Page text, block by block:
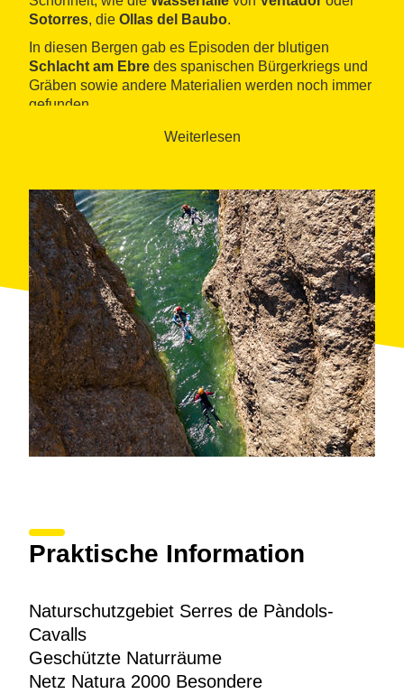
Sotorres, die Ollas del Baubo.
In diesen Bergen gab es Episoden der blutigen
Schlacht am Ebre des spanischen Bürgerkriegs und
Gräben sowie andere Materialien werden noch immer
gefunden.
Abgesehen von den verschiedenen Schluchten finden
Santa Magdalena(El Pinell de Brai), mit einem
Erholungsgebiet und einer Quelle. Etwas weiter oben,
auf der Höhe 705, befindet sich das
Friedensdenkmal, gefördert durch das sogenannte
„quinta del biberón“ (Fünftel der Flasche) und allen
gewidmet, die in der Schlacht am Ebre waren. Einer
der touristisch interessantesten Punkte ist jedoch
zweifellos dasHeilbad de la Fontcalda(Gandesa).
Es ist ein Heilbad im Freien mit Picknick-
Möglichkeiten und einem Restaurant. Es befindet sich
neben einem Heiligtum aus dem 14. Jahrhundert.
Weiterlesen
Praktische Information
Naturschutzgebiet Serres de Pàndols-
Cavalls
Geschützte Naturräume
Netz Natura 2000 Besondere